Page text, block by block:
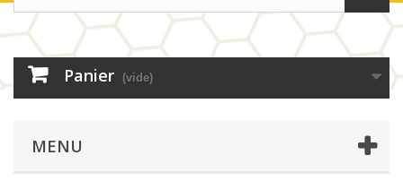
Panier (vide)
MENU